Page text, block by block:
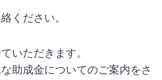
ください。
いただきます。
助成金についてのご案内をさ